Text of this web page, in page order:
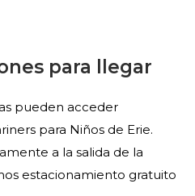
para llegar
pueden acceder
para Niños de Erie.
a la salida de la
estacionamiento gratuito